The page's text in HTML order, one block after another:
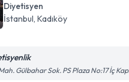
Adresiniz
Kişisel verilerimin işlenmesine
Diyetisyen
İstanbul, Kadıköy
Gülbahar Sok. PS Plaza No:17 İç